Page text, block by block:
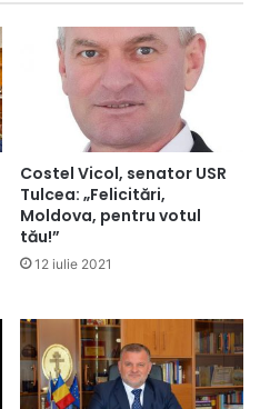
Costel Vicol, senator USR
Tulcea: „Felicitări,
Moldova, pentru votul
tău!”
12 iulie 2021